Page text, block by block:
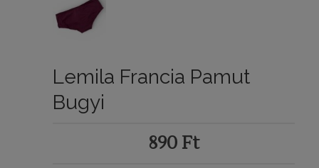
Lemila Francia Pamut
Bugyi
890 Ft